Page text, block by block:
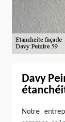
Davy
Notre